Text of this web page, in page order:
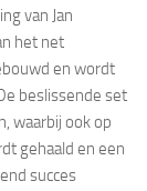
van Jan
het net
en wordt
beslissende set
waarbij ook op
gehaald en een
succes